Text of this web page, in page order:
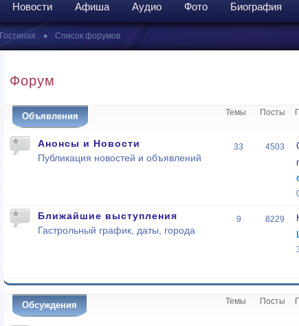
Новости Афиша Аудио Фото Биография
Гостиная • Список форумов
Форум
Объявления Темы Посты
Анонсы и Новости
Публикация новостей и объявлений
33 4503
Ближайшие выступления
Гастрольный график, даты, города
9 8229
Обсуждения Темы Посты